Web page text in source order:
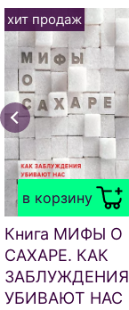
в корзину
хит продаж
Книга МИФЫ О
САХАРЕ. КАК
ЗАБЛУЖДЕНИЯ
УБИВАЮТ НАС